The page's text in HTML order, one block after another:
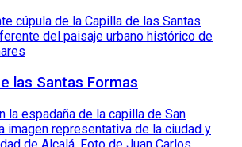
las Santas Formas